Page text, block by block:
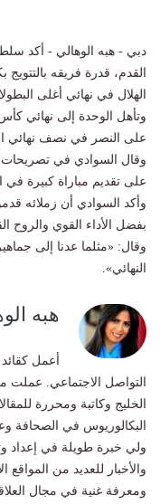
دبي - هبه الوهالي - أكد
القدم، قدرة فريقه
الهلال في نهائي أغلى
على النصر في نصف نهائي
وقال السوادي في تصريحات
على تقديم مباراة كبيرة في
وأكد السوادي أن زملائه
بفضل الأداء القوي والروح
وقال: «مثلما عدنا إلى
النهائي».
هبه
التواصل الاجتماعي. عملت
الخليج وكاتبة ومحررة
البكالوريوس في الصحافة
ولي خبرة طويلة في إعداد
والأخبار للعديد من المواقع
ومعرفة غنية في مجال